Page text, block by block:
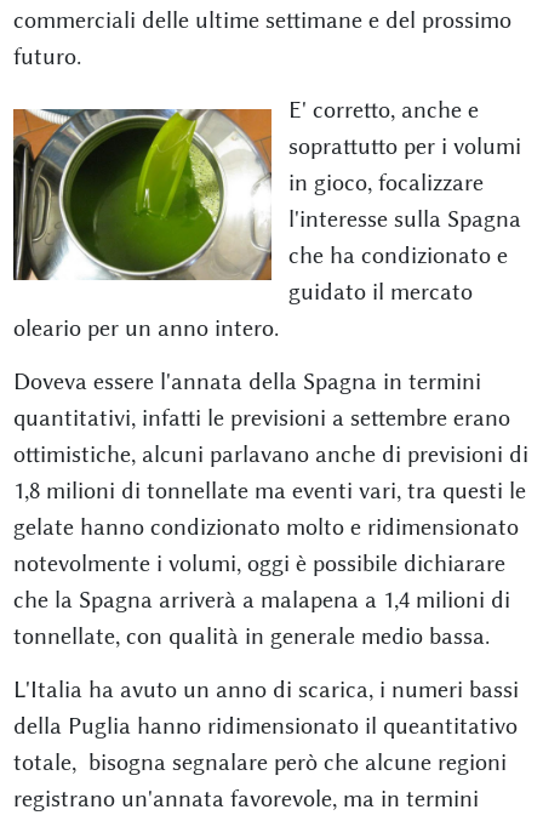
commerciali delle ultime settimane e del prossimo
futuro.
E' corretto, anche e
soprattutto per i volumi
in gioco, focalizzare
l'interesse sulla Spagna
che ha condizionato e
guidato il mercato
oleario per un anno intero.
Doveva essere l'annata della Spagna in termini
quantitativi, infatti le previsioni a settembre erano
ottimistiche, alcuni parlavano anche di previsioni di
1,8 milioni di tonnellate ma eventi vari, tra questi le
gelate hanno condizionato molto e ridimensionato
notevolmente i volumi, oggi è possibile dichiarare
che la Spagna arriverà a malapena a 1,4 milioni di
tonnellate, con qualità in generale medio bassa.
L'Italia ha avuto un anno di scarica, i numeri bassi
della Puglia hanno ridimensionato il queantitativo
totale, bisogna segnalare però che alcune regioni
registrano un'annata favorevole, ma in termini